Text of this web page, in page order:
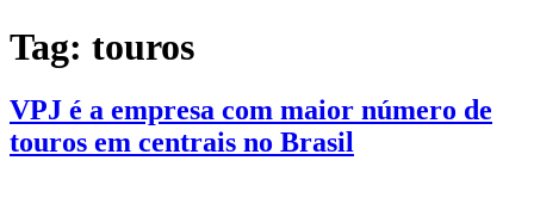
Tag: touros
VPJ é a empresa com maior número de
touros em centrais no Brasil